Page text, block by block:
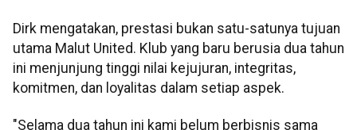
Dirk mengatakan, prestasi bukan satu-satunya tujuan
utama Malut United. Klub yang baru berusia dua tahun
ini menjunjung tinggi nilai kejujuran, integritas,
komitmen, dan loyalitas dalam setiap aspek.
"Selama dua tahun ini kami belum berbisnis sama